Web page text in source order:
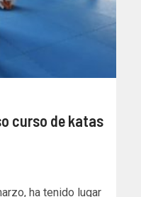
curso de katas
ha tenido lugar